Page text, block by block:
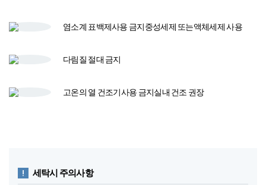
염소계 표백제사용 금지중성세제 또는액체세제 사용​
다림질 절대 금지
고온의 열 건조기​사용 금지​실내 건조 권장
세탁시 주의사항